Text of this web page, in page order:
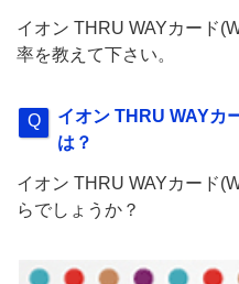
イオン THRU WAYカード
率を教えて下さい。
イオン THRU WAYカ
は？
イオン THRU WAYカード
らでしょうか？